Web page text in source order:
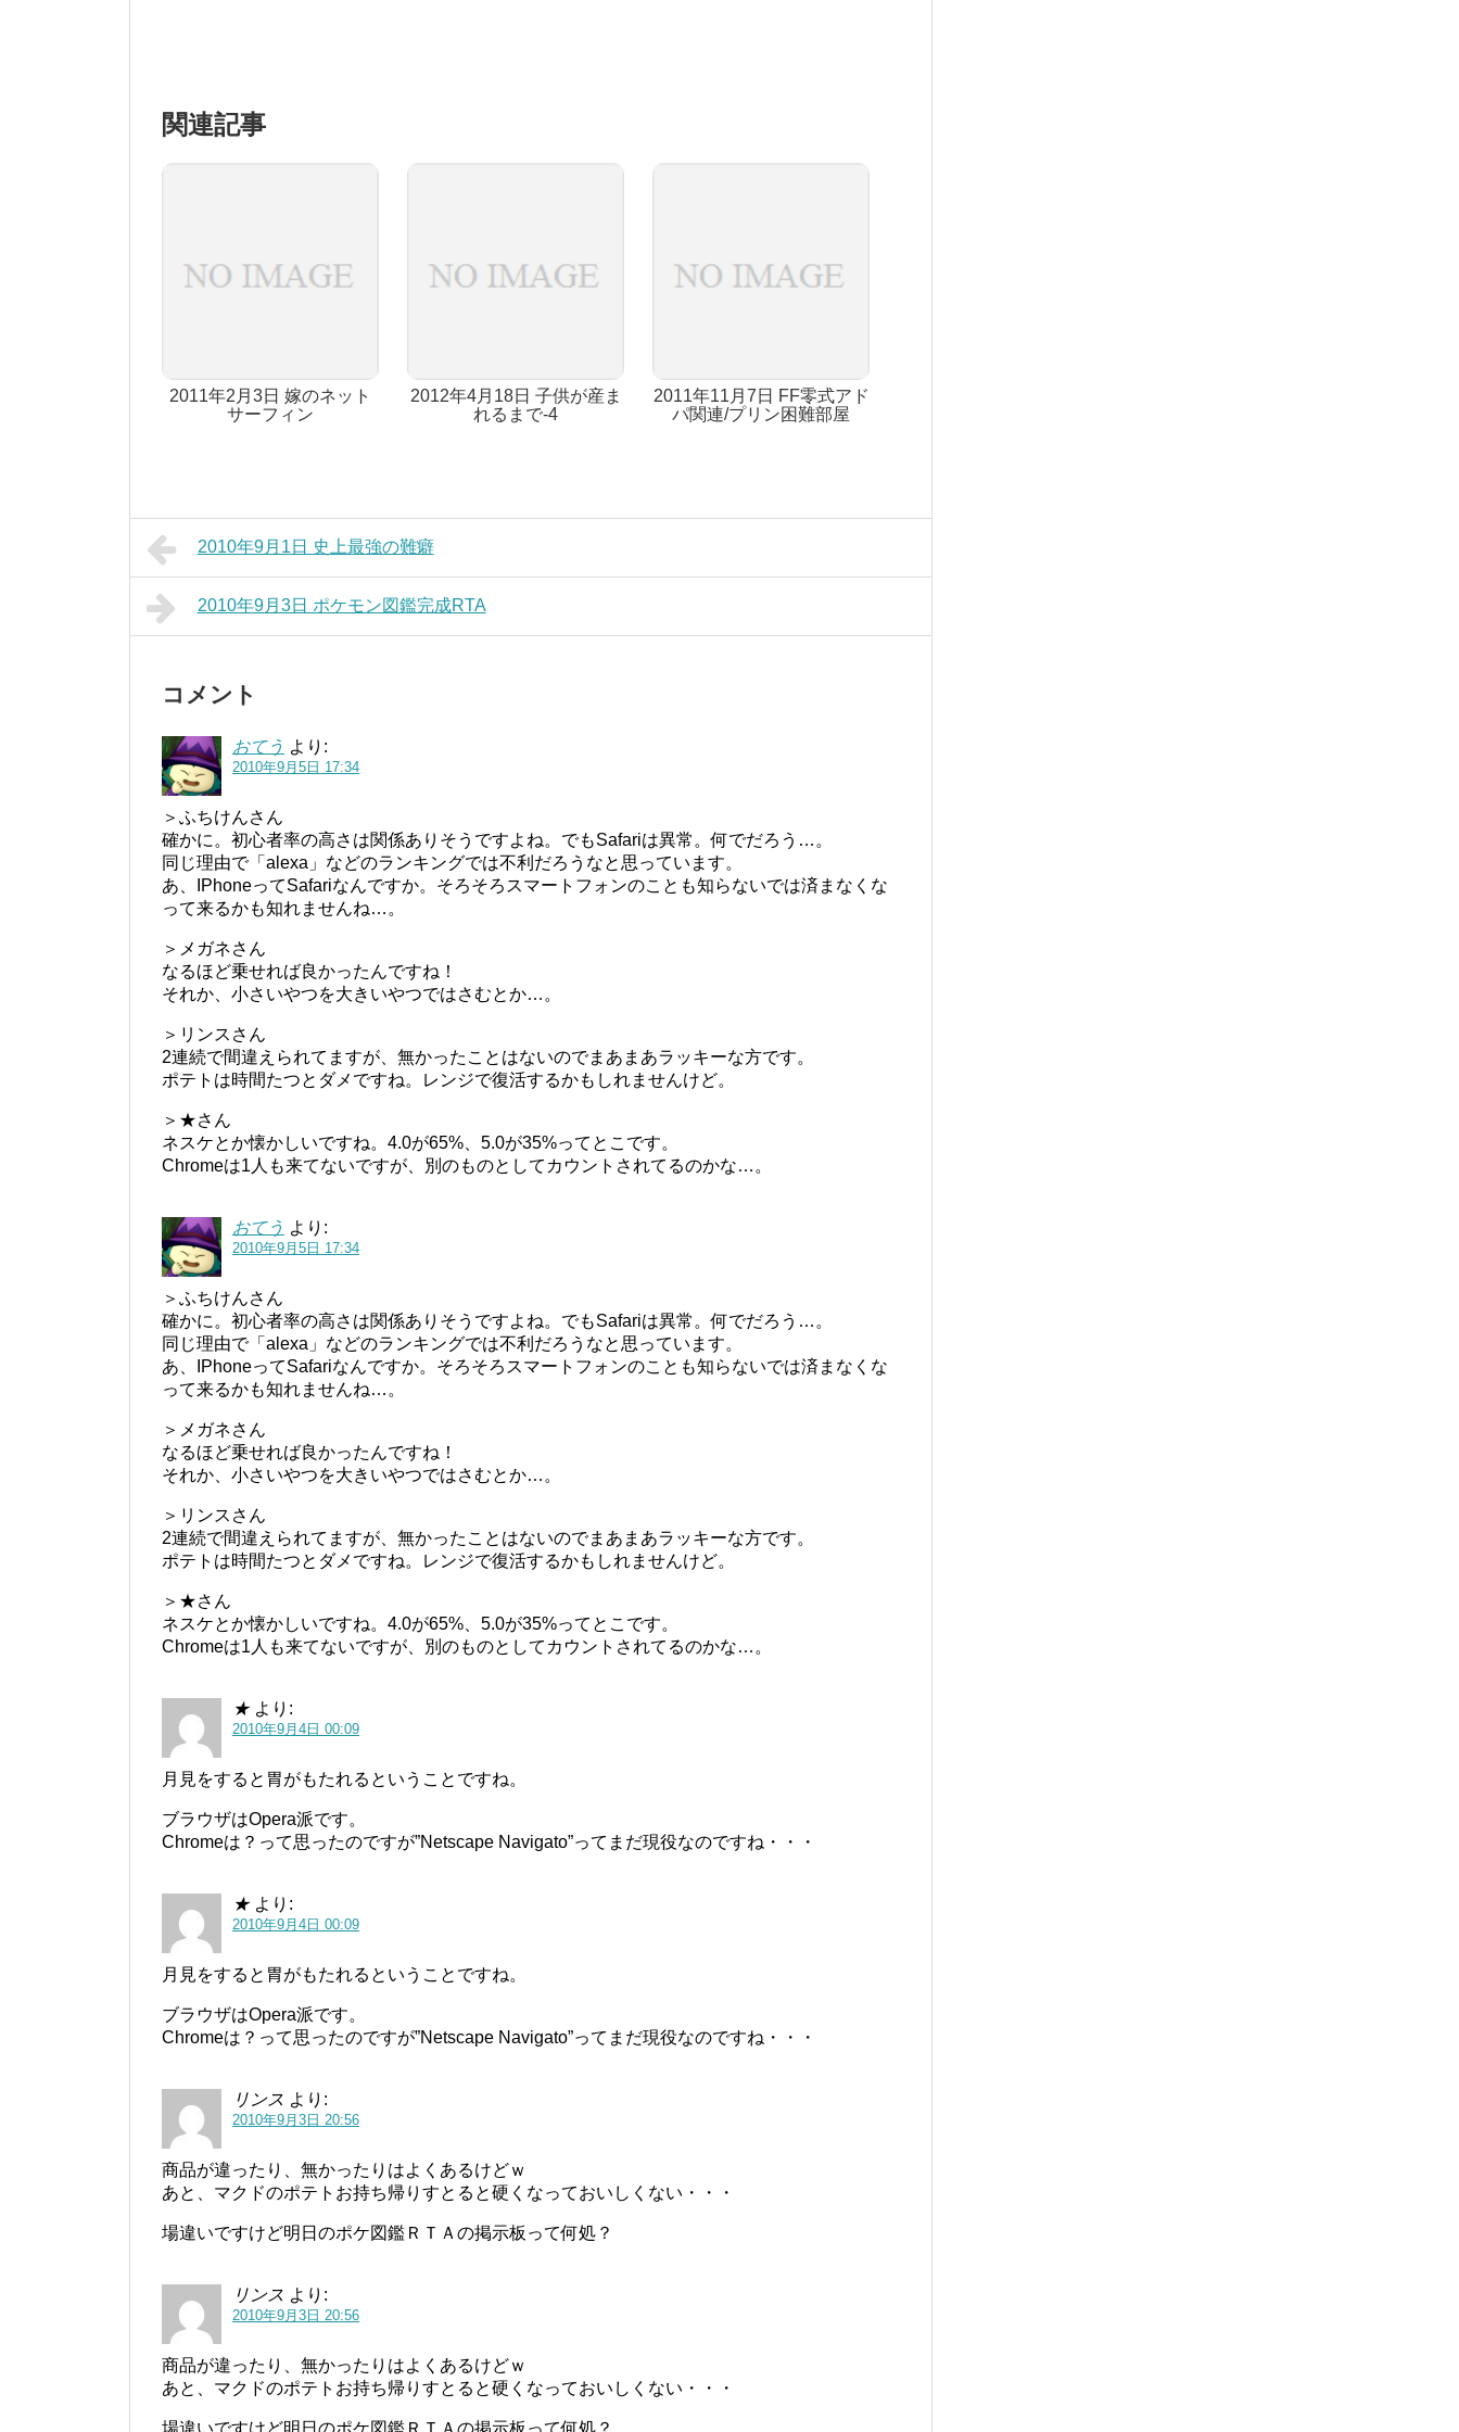
関連記事
2011年2月3日 嫁のネット
サーフィン
2012年4月18日 子供が産ま
れるまで-4
2011年11月7日 FF零式アド
パ関連/プリン困難部屋
2010年9月1日 史上最強の難癖
2010年9月3日 ポケモン図鑑完成RTA
コメント
おてう より:
2010年9月5日 17:34
＞ふちけんさん
確かに。初心者率の高さは関係ありそうですよね。でもSafariは異常。何でだろう…。
同じ理由で「alexa」などのランキングでは不利だろうなと思っています。
あ、IPhoneってSafariなんですか。そろそろスマートフォンのことも知らないでは済まなくな
って来るかも知れませんね…。
＞メガネさん
なるほど乗せれば良かったんですね！
それか、小さいやつを大きいやつではさむとか…。
＞リンスさん
2連続で間違えられてますが、無かったことはないのでまあまあラッキーな方です。
ポテトは時間たつとダメですね。レンジで復活するかもしれませんけど。
＞★さん
ネスケとか懐かしいですね。4.0が65%、5.0が35%ってとこです。
Chromeは1人も来てないですが、別のものとしてカウントされてるのかな…。
おてう より:
2010年9月5日 17:34
＞ふちけんさん
確かに。初心者率の高さは関係ありそうですよね。でもSafariは異常。何でだろう…。
同じ理由で「alexa」などのランキングでは不利だろうなと思っています。
あ、IPhoneってSafariなんですか。そろそろスマートフォンのことも知らないでは済まなくな
って来るかも知れませんね…。
＞メガネさん
なるほど乗せれば良かったんですね！
それか、小さいやつを大きいやつではさむとか…。
＞リンスさん
2連続で間違えられてますが、無かったことはないのでまあまあラッキーな方です。
ポテトは時間たつとダメですね。レンジで復活するかもしれませんけど。
＞★さん
ネスケとか懐かしいですね。4.0が65%、5.0が35%ってとこです。
Chromeは1人も来てないですが、別のものとしてカウントされてるのかな…。
★ より:
2010年9月4日 00:09
月見をすると胃がもたれるということですね。
ブラウザはOpera派です。
Chromeは？って思ったのですが”Netscape Navigato”ってまだ現役なのですね・・・
★ より:
2010年9月4日 00:09
月見をすると胃がもたれるということですね。
ブラウザはOpera派です。
Chromeは？って思ったのですが”Netscape Navigato”ってまだ現役なのですね・・・
リンス より:
2010年9月3日 20:56
商品が違ったり、無かったりはよくあるけどｗ
あと、マクドのポテトお持ち帰りすとると硬くなっておいしくない・・・
場違いですけど明日のポケ図鑑ＲＴＡの掲示板って何処？
リンス より:
2010年9月3日 20:56
商品が違ったり、無かったりはよくあるけどｗ
あと、マクドのポテトお持ち帰りすとると硬くなっておいしくない・・・